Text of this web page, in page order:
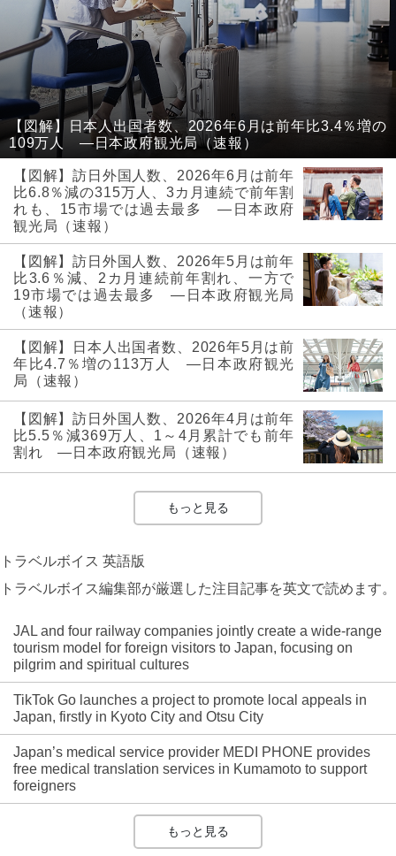
【図解】日本人出国者数、2026年6月は前年比3.4％増の
109万人 ―日本政府観光局（速報）
【図解】訪日外国人数、2026年6月は前年
比6.8％減の315万人、3カ月連続で前年割
れも、15市場では過去最多 ―日本政府
観光局（速報）
【図解】訪日外国人数、2026年5月は前年
比3.6％減、2カ月連続前年割れ、一方で
19市場では過去最多 ―日本政府観光局
（速報）
【図解】日本人出国者数、2026年5月は前
年比4.7％増の113万人 ―日本政府観光
局（速報）
【図解】訪日外国人数、2026年4月は前年
比5.5％減369万人、1～4月累計でも前年
割れ ―日本政府観光局（速報）
もっと見る
トラベルボイス 英語版
トラベルボイス編集部が厳選した注目記事を英文で読めます。
JAL and four railway companies jointly create a wide-range
tourism model for foreign visitors to Japan, focusing on
pilgrim and spiritual cultures
TikTok Go launches a project to promote local appeals in
Japan, firstly in Kyoto City and Otsu City
Japan’s medical service provider MEDI PHONE provides
free medical translation services in Kumamoto to support
foreigners
もっと見る